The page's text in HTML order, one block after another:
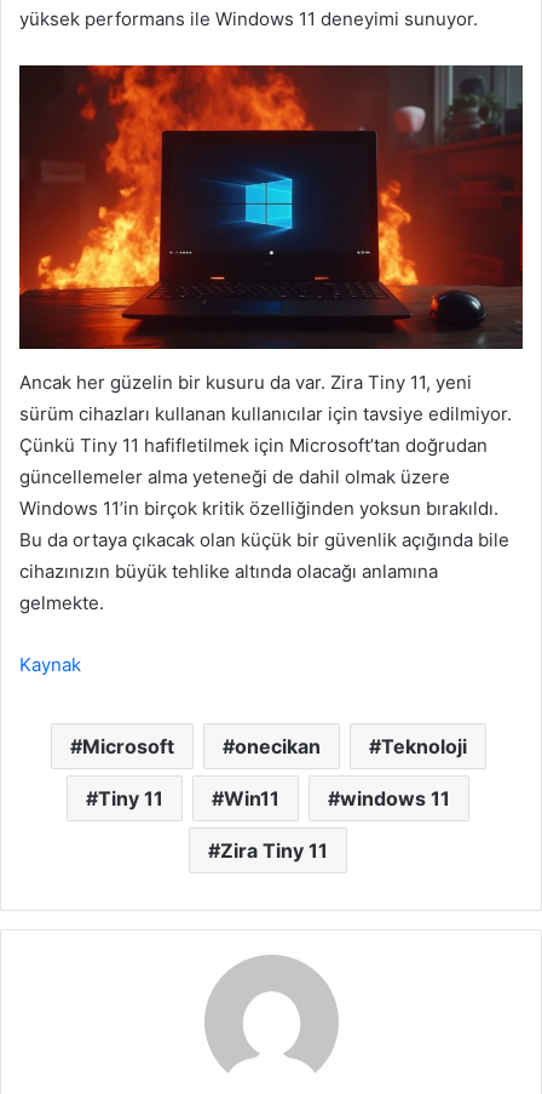
yüksek performans ile Windows 11 deneyimi sunuyor.
Ancak her güzelin bir kusuru da var. Zira Tiny 11, yeni
sürüm cihazları kullanan kullanıcılar için tavsiye edilmiyor.
Çünkü Tiny 11 hafifletilmek için Microsoft’tan doğrudan
güncellemeler alma yeteneği de dahil olmak üzere
Windows 11’in birçok kritik özelliğinden yoksun bırakıldı.
Bu da ortaya çıkacak olan küçük bir güvenlik açığında bile
cihazınızın büyük tehlike altında olacağı anlamına
gelmekte.
Kaynak
Microsoft onecikan Teknoloji
Tiny 11 Win11 windows 11
Zira Tiny 11